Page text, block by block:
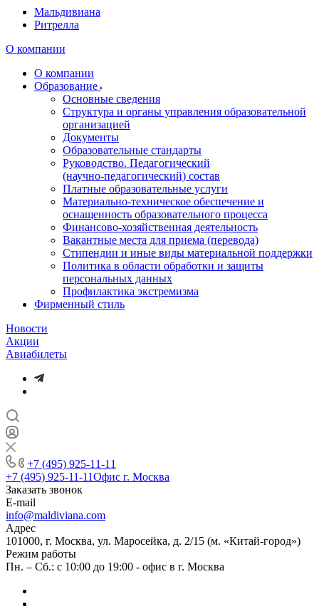
Мальдивиана
Ритрелла
О компании
О компании
Образование
Основные сведения
Структура и органы управления образовательной
организацией
Документы
Образовательные стандарты
Руководство. Педагогический
(научно‑педагогический) состав
Платные образовательные услуги
Материально-техническое обеспечение и
оснащенность образовательного процесса
Финансово-хозяйственная деятельность
Вакантные места для приема (перевода)
Стипендии и иные виды материальной поддержки
Политика в области обработки и защиты
персональных данных
Профилактика экстремизма
Фирменный стиль
Новости
Акции
Авиабилеты
+7 (495) 925-11-11
+7 (495) 925-11-11Офис г. Москва
Заказать звонок
E-mail
info@maldiviana.com
Адрес
101000, г. Москва, ул. Маросейка, д. 2/15 (м. «Китай-город»)
Режим работы
Пн. – Сб.: с 10:00 до 19:00 - офис в г. Москва